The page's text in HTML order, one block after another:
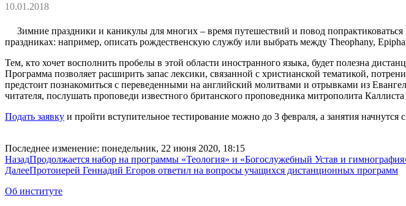
10.01.2018
Зимние праздники и каникулы для многих – время путешествий и повод
праздниках: например, описать рождественскую службу или выбрать между Theophany,
Тем, кто хочет восполнить пробелы в этой области иностранного языка, будет полезна
Программа позволяет расширить запас лексики, связанной с христианской тематикой,
предстоит познакомиться с переведенными на английский молитвами и отрывками из
читателя, послушать проповеди известного британского проповедника митрополита
Подать заявку и пройти вступительное тестирование можно до 3 февраля, а занятия начнутся
Последнее изменение: понедельник, 22 июня 2020, 18:15
НазадПродолжается набор на программы «Теология» и «Богослужебный Устав и
ДалееПротоиерей Геннадий Егоров ответил на вопросы учащихся дистанционных программ
Об институте